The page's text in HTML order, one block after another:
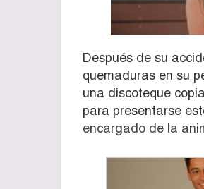
Después de su
quemaduras en su
una discoteque
para presentarse
encargado de la